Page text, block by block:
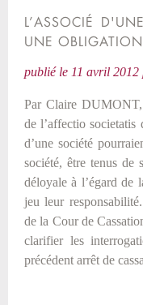
L’ASSOCIÉ
UNE
publié le 11 avril 2012
Par Claire DUMONT,
de l’affectio societatis
d’une société
société, être tenus de
déloyale à l’égard de
jeu leur
de la Cour de
clarifier les
précédent arrêt de